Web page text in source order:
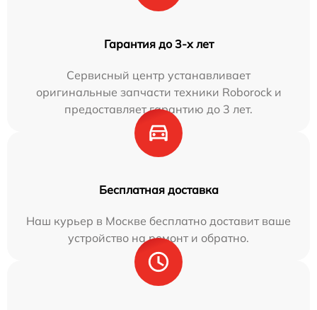
Гарантия до 3-х лет
Сервисный центр устанавливает
оригинальные запчасти техники Roborock и
предоставляет гарантию до 3 лет.
Бесплатная доставка
Наш курьер в Москве бесплатно доставит ваше
устройство на ремонт и обратно.